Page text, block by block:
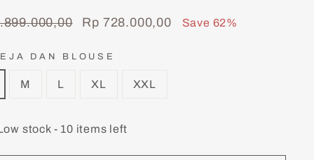
Sale
Rp 728.000,00 Save 62%
DAN BLOUSE
M L XL XXL
stock - 10 items left